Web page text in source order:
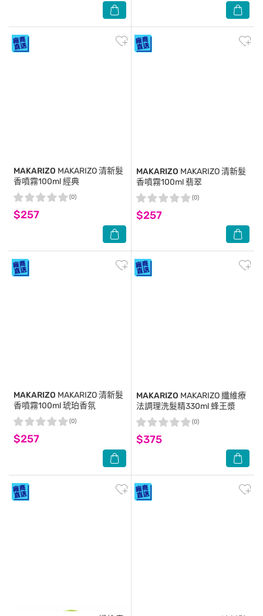
MAKARIZO MAKARIZO 清新髮
香噴霧100ml 經典
$257
(0)
MAKARIZO MAKARIZO 清新髮
香噴霧100ml 翡翠
$257
(0)
MAKARIZO MAKARIZO 清新髮
香噴霧100ml 琥珀香氛
$257
(0)
MAKARIZO MAKARIZO 纖維療
法調理洗髮精330ml 蜂王漿
$375
(0)